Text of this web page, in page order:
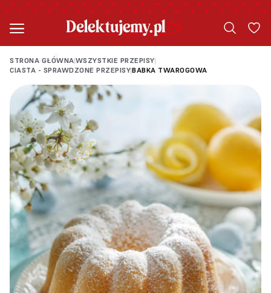
STRONA GŁÓWNA|WSZYSTKIE PRZEPISY|
CIASTA - SPRAWDZONE PRZEPISY|BABKA TWAROGOWA